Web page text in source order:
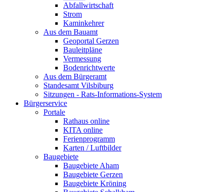
Abfallwirtschaft
Strom
Kaminkehrer
Aus dem Bauamt
Geoportal Gerzen
Bauleitpläne
Vermessung
Bodenrichtwerte
Aus dem Bürgeramt
Standesamt Vilsbiburg
Sitzungen - Rats-Informations-System
Bürgerservice
Portale
Rathaus online
KITA online
Ferienprogramm
Karten / Luftbilder
Baugebiete
Baugebiete Aham
Baugebiete Gerzen
Baugebiete Kröning